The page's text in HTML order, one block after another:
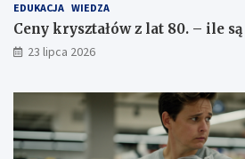
EDUKACJA WIEDZA
Ceny kryształów z lat 80. – ile
23 lipca 2026